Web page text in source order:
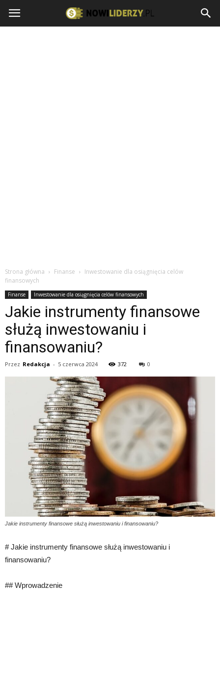
Strona główna Finanse
Inwestowanie dla osiągnięcia celów
finansowych
Finanse Inwestowanie dla osiągnięcia celów finansowych
Jakie instrumenty finansowe
służą inwestowaniu i
finansowaniu?
Przez Redakcja - 5 czerwca 2024 372 0
Jakie instrumenty finansowe służą inwestowaniu i finansowaniu?
# Jakie instrumenty finansowe służą inwestowaniu i
finansowaniu?
## Wprowadzenie